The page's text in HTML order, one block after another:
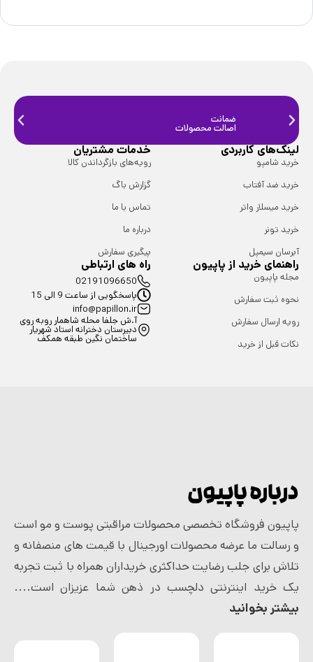
ضمانت
اصالت محصولات
لینک‌های کاربردی
خرید شامپو
خرید ضد آفتاب
خرید میسلار واتر
خرید تونر
آبرسان سیمپل
خدمات مشتریان
رویه‌های بازگرداندن کالا
گزارش باگ
تماس با ما
درباره ما
پیگیری سفارش
راهنمای خرید از پاپیون
مجله پاپیون
نحوه ثبت سفارش
رویه ارسال سفارش
نکات قبل از خرید
راه های ارتباطی
02191096650
پاسخگویی از ساعت 9 الی 15
info@papillon.ir
آ.ش جلفا محله شاهمار روبه روی
دبیرستان دخترانه استاد شهریار
ساختمان نگین طبقه همکف
درباره پاپیون
پاپیون فروشگاه تخصصی محصولات مراقبتی پوست و مو است
و رسالت ما عرضه محصولات اورجینال با قیمت های منصفانه و
تلاش برای جلب رضایت حداکثری خریداران همراه با ثبت تجربه
یک خرید اینترنتی دلچسب در ذهن شما عزیزان است....
بیشتر بخوانید